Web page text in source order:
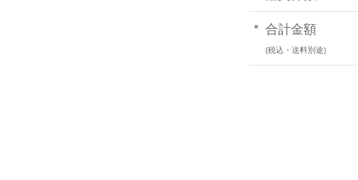
合計金額
(税込・送料別途)